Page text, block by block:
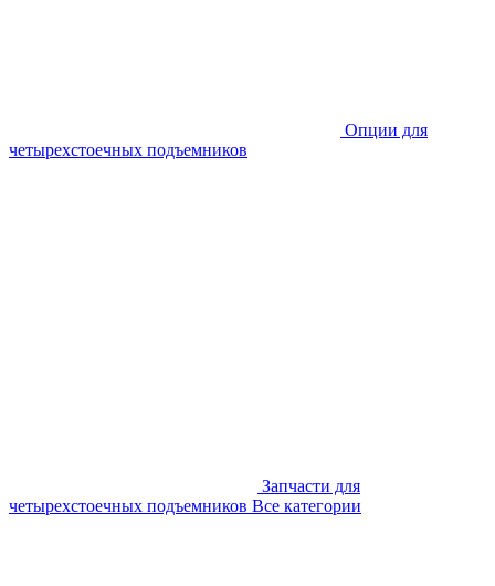
Опции для
четырехстоечных подъемников
Запчасти для
четырехстоечных подъемников Все категории